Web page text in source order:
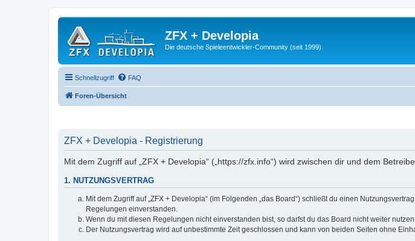
ZFX + Developia
Die deutsche Spieleentwickler-Community (seit 1999).
Schnellzugriff FAQ
Foren-Übersicht
ZFX + Developia - Registrierung
Mit dem Zugriff auf „ZFX + Developia“ („https://zfx.info“) wird zwischen dir und dem
1. NUTZUNGSVERTRAG
Mit dem Zugriff auf „ZFX + Developia“ (im Folgenden „das Board“) schließt du einen
Regelungen einverstanden.
Wenn du mit diesen Regelungen nicht einverstanden bist, so darfst du das Board nicht weiter
Der Nutzungsvertrag wird auf unbestimmte Zeit geschlossen und kann von beiden Seiten ohne